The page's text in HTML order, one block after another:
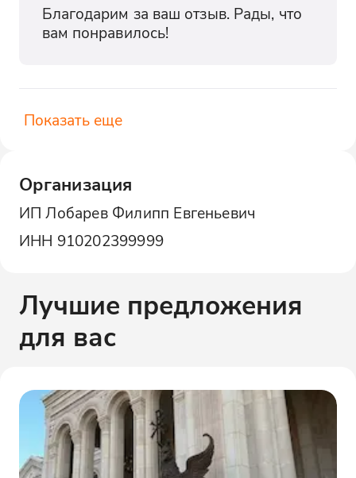
Благодарим за ваш отзыв. Рады, что
вам понравилось!
Показать еще
Организация
ИП Лобарев Филипп Евгеньевич
ИНН 910202399999
Лучшие предложения
для вас